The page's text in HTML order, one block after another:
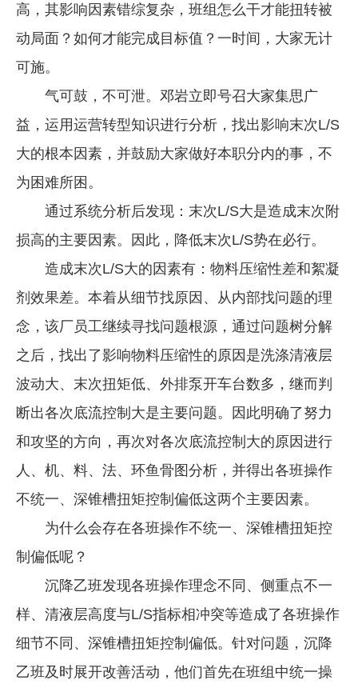
高，其影响因素错综复杂，班组怎么干才能扭转被
动局面？如何才能完成目标值？一时间，大家无计
可施。
气可鼓，不可泄。邓岩立即号召大家集思广
益，运用运营转型知识进行分析，找出影响末次L/S
大的根本因素，并鼓励大家做好本职分内的事，不
为困难所困。
通过系统分析后发现：末次L/S大是造成末次附
损高的主要因素。因此，降低末次L/S势在必行。
造成末次L/S大的因素有：物料压缩性差和絮凝
剂效果差。本着从细节找原因、从内部找问题的理
念，该厂员工继续寻找问题根源，通过问题树分解
之后，找出了影响物料压缩性的原因是洗涤清液层
波动大、末次扭矩低、外排泵开车台数多，继而判
断出各次底流控制大是主要问题。因此明确了努力
和攻坚的方向，再次对各次底流控制大的原因进行
人、机、料、法、环鱼骨图分析，并得出各班操作
不统一、深锥槽扭矩控制偏低这两个主要因素。
为什么会存在各班操作不统一、深锥槽扭矩控
制偏低呢？
沉降乙班发现各班操作理念不同、侧重点不一
样、清液层高度与L/S指标相冲突等造成了各班操作
细节不同、深锥槽扭矩控制偏低。针对问题，沉降
乙班及时展开改善活动，他们首先在班组中统一操